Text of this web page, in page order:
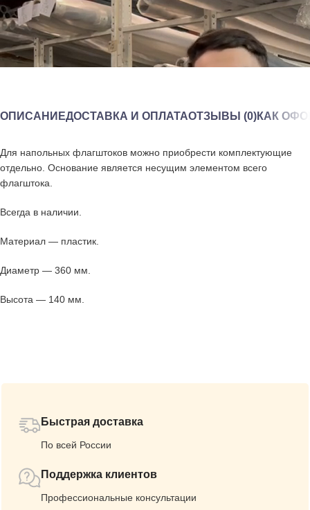
ОПИСАНИЕДОСТАВКА И ОПЛАТАОТЗЫВЫ (0)КАК
Для напольных флагштоков можно приобрести комплектующие
отдельно. Основание является несущим элементом всего
флагштока.
Всегда в наличии.
Материал — пластик.
Диаметр — 360 мм.
Высота — 140 мм.
Быстрая доставка
По всей России
Поддержка клиентов
Профессиональные консультации